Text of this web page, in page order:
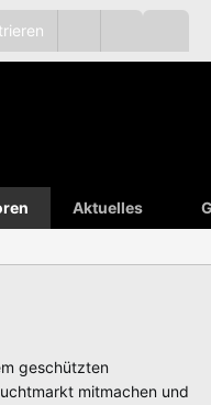
Aktuelles
geschützten
mitmachen und